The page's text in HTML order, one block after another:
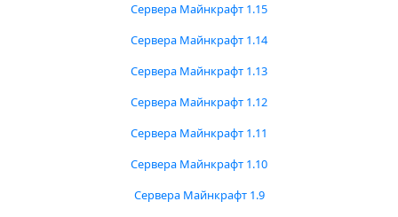
Сервера Майнкрафт 1.15
Сервера Майнкрафт 1.14
Сервера Майнкрафт 1.13
Сервера Майнкрафт 1.12
Сервера Майнкрафт 1.11
Сервера Майнкрафт 1.10
Сервера Майнкрафт 1.9